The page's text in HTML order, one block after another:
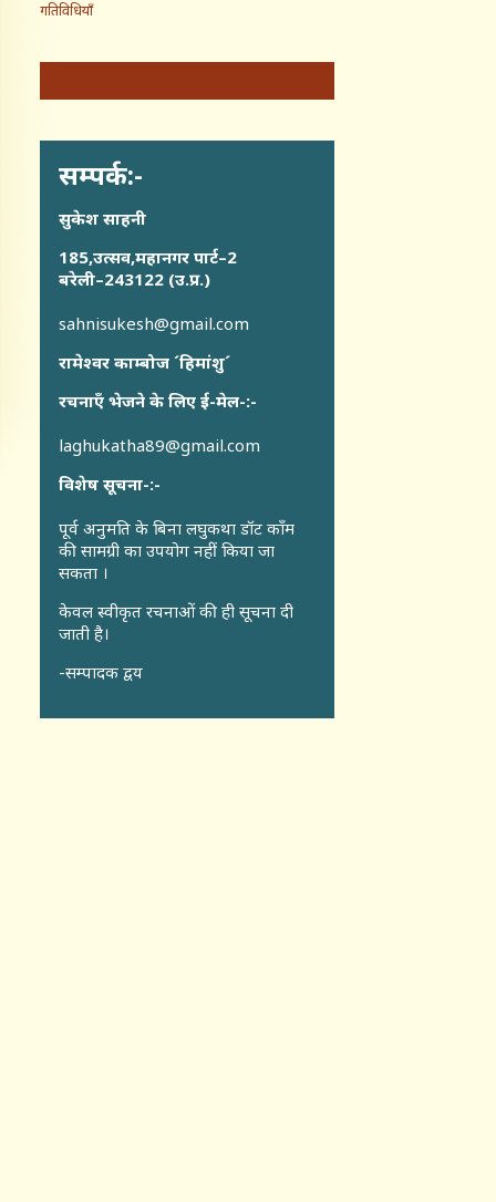
गतिविधियाँ
सम्पर्क:-
सुकेश साहनी
185,उत्सव,महानगर पार्ट–2
बरेली–243122 (उ.प्र.)
sahnisukesh@gmail.com
रामेश्वर काम्बोज ´हिमांशु´
रचनाएँ भेजने के लिए ई-मेल-:-
laghukatha89@gmail.com
विशेष सूचना-:-
पूर्व अनुमति के बिना लघुकथा डॉट कॉंम
की सामग्री का उपयोग नहीं किया जा
सकता ।
केवल स्वीकृत रचनाओं की ही सूचना दी
जाती है।
-सम्पादक द्वय